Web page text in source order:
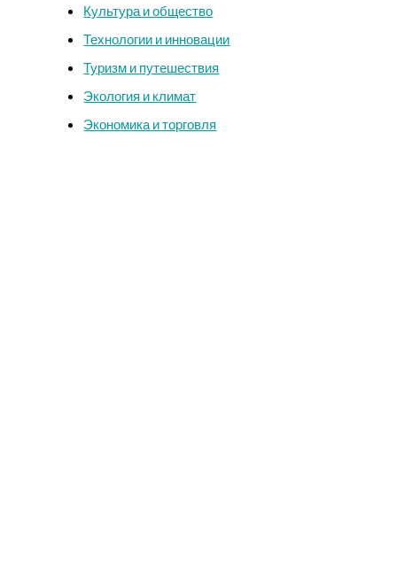
Культура и общество
Технологии и инновации
Туризм и путешествия
Экология и климат
Экономика и торговля